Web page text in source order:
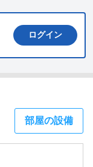
ログイン
部屋の設備